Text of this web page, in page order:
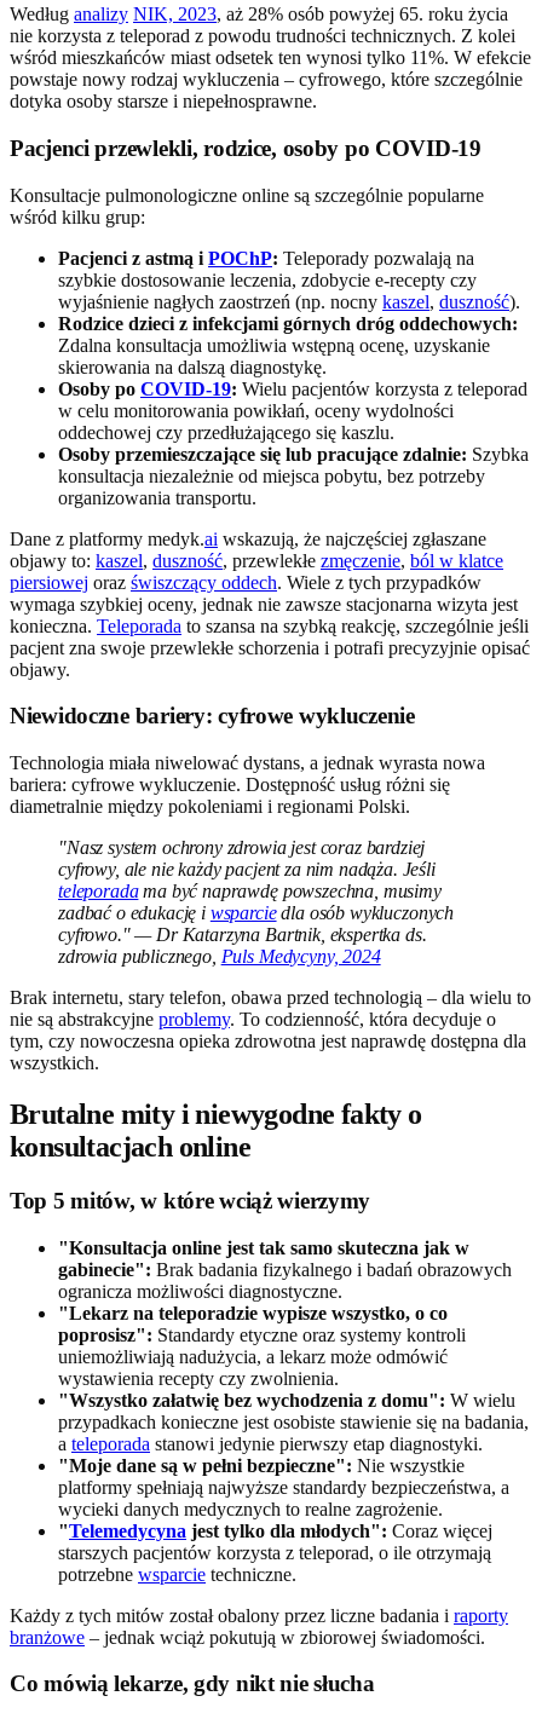
Według analizy NIK, 2023, aż 28% osób powyżej 65. roku życia
nie korzysta z teleporad z powodu trudności technicznych. Z kolei
wśród mieszkańców miast odsetek ten wynosi tylko 11%. W efekcie
powstaje nowy rodzaj wykluczenia – cyfrowego, które szczególnie
dotyka osoby starsze i niepełnosprawne.
Pacjenci przewlekli, rodzice, osoby po COVID-19
Konsultacje pulmonologiczne online są szczególnie popularne
wśród kilku grup:
Pacjenci z astmą i POChP: Teleporady pozwalają na
szybkie dostosowanie leczenia, zdobycie e-recepty czy
wyjaśnienie nagłych zaostrzeń (np. nocny kaszel, duszność).
Rodzice dzieci z infekcjami górnych dróg oddechowych:
Zdalna konsultacja umożliwia wstępną ocenę, uzyskanie
skierowania na dalszą diagnostykę.
Osoby po COVID-19: Wielu pacjentów korzysta z teleporad
w celu monitorowania powikłań, oceny wydolności
oddechowej czy przedłużającego się kaszlu.
Osoby przemieszczające się lub pracujące zdalnie: Szybka
konsultacja niezależnie od miejsca pobytu, bez potrzeby
organizowania transportu.
Dane z platformy medyk.ai wskazują, że najczęściej zgłaszane
objawy to: kaszel, duszność, przewlekłe zmęczenie, ból w klatce
piersiowej oraz świszczący oddech. Wiele z tych przypadków
wymaga szybkiej oceny, jednak nie zawsze stacjonarna wizyta jest
konieczna. Teleporada to szansa na szybką reakcję, szczególnie jeśli
pacjent zna swoje przewlekłe schorzenia i potrafi precyzyjnie opisać
objawy.
Niewidoczne bariery: cyfrowe wykluczenie
Technologia miała niwelować dystans, a jednak wyrasta nowa
bariera: cyfrowe wykluczenie. Dostępność usług różni się
diametralnie między pokoleniami i regionami Polski.
"Nasz system ochrony zdrowia jest coraz bardziej
cyfrowy, ale nie każdy pacjent za nim nadąża. Jeśli
teleporadama być naprawdę powszechna, musimy
zadbać o edukację i wsparciedla osób wykluczonych
cyfrowo." — Dr Katarzyna Bartnik, ekspertka ds.
zdrowia publicznego, Puls Medycyny, 2024
Brak internetu, stary telefon, obawa przed technologią – dla wielu to
nie są abstrakcyjne problemy. To codzienność, która decyduje o
tym, czy nowoczesna opieka zdrowotna jest naprawdę dostępna dla
wszystkich.
Brutalne mity i niewygodne fakty o
konsultacjach online
Top 5 mitów, w które wciąż wierzymy
"Konsultacja online jest tak samo skuteczna jak w
gabinecie": Brak badania fizykalnego i badań obrazowych
ogranicza możliwości diagnostyczne.
"Lekarz na teleporadzie wypisze wszystko, o co
poprosisz": Standardy etyczne oraz systemy kontroli
uniemożliwiają nadużycia, a lekarz może odmówić
wystawienia recepty czy zwolnienia.
"Wszystko załatwię bez wychodzenia z domu": W wielu
przypadkach konieczne jest osobiste stawienie się na badania,
a teleporada stanowi jedynie pierwszy etap diagnostyki.
"Moje dane są w pełni bezpieczne": Nie wszystkie
platformy spełniają najwyższe standardy bezpieczeństwa, a
wycieki danych medycznych to realne zagrożenie.
"Telemedycyna jest tylko dla młodych": Coraz więcej
starszych pacjentów korzysta z teleporad, o ile otrzymają
potrzebne wsparcie techniczne.
Każdy z tych mitów został obalony przez liczne badania i raporty
branżowe – jednak wciąż pokutują w zbiorowej świadomości.
Co mówią lekarze, gdy nikt nie słucha